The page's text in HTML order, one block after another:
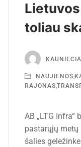
toliau
NAUJIENOS,
RAJONAS,
AB „LTG
pastarųjų
šalies